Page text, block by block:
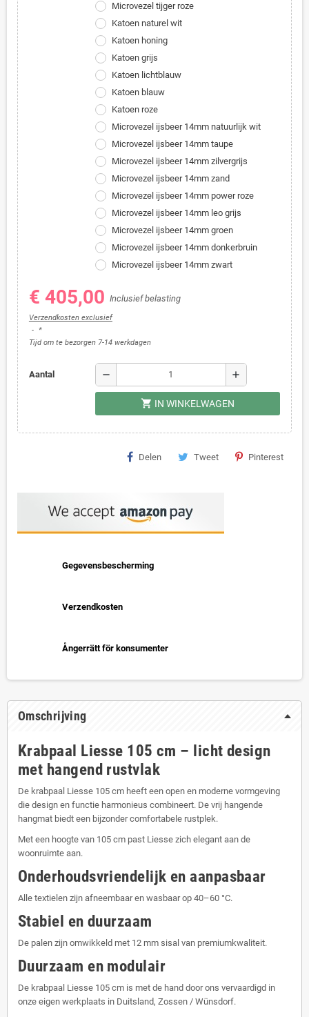
Microvezel tijger roze
Katoen naturel wit
Katoen honing
Katoen grijs
Katoen lichtblauw
Katoen blauw
Katoen roze
Microvezel ijsbeer 14mm natuurlijk wit
Microvezel ijsbeer 14mm taupe
Microvezel ijsbeer 14mm zilvergrijs
Microvezel ijsbeer 14mm zand
Microvezel ijsbeer 14mm power roze
Microvezel ijsbeer 14mm leo grijs
Microvezel ijsbeer 14mm groen
Microvezel ijsbeer 14mm donkerbruin
Microvezel ijsbeer 14mm zwart
€ 405,00 Inclusief belasting
Verzendkosten exclusief
*
Tijd om te bezorgen 7-14 werkdagen
Aantal remove add
shopping_cart IN WINKELWAGEN
Delen Tweet Pinterest
Gegevensbescherming
Verzendkosten
Ångerrätt för konsumenter
Omschrijving
Krabpaal Liesse 105 cm – licht design
met hangend rustvlak
De krabpaal Liesse 105 cm heeft een open en moderne vormgeving
die design en functie harmonieus combineert. De vrij hangende
hangmat biedt een bijzonder comfortabele rustplek.
Met een hoogte van 105 cm past Liesse zich elegant aan de
woonruimte aan.
Onderhoudsvriendelijk en aanpasbaar
Alle textielen zijn afneembaar en wasbaar op 40–60 °C.
Stabiel en duurzaam
De palen zijn omwikkeld met 12 mm sisal van premiumkwaliteit.
Duurzaam en modulair
De krabpaal Liesse 105 cm is met de hand door ons vervaardigd in
onze eigen werkplaats in Duitsland, Zossen / Wünsdorf.